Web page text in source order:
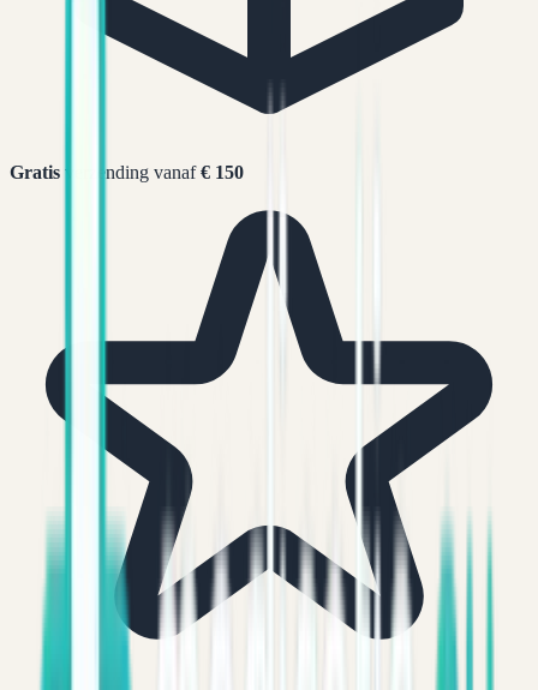
Gratis verzending vanaf€ 150